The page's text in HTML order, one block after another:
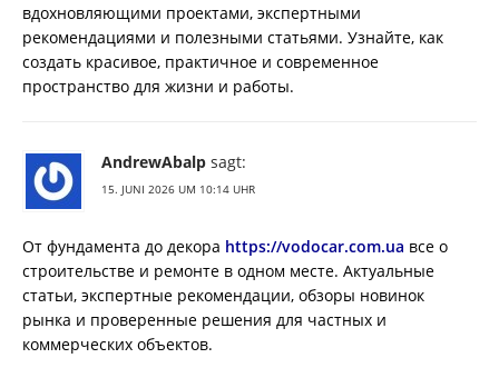
вдохновляющими проектами, экспертными
рекомендациями и полезными статьями. Узнайте, как
создать красивое, практичное и современное
пространство для жизни и работы.
AndrewAbalp sagt:
15. JUNI 2026 UM 10:14 UHR
От фундамента до декора https://vodocar.com.ua все о
строительстве и ремонте в одном месте. Актуальные
статьи, экспертные рекомендации, обзоры новинок
рынка и проверенные решения для частных и
коммерческих объектов.